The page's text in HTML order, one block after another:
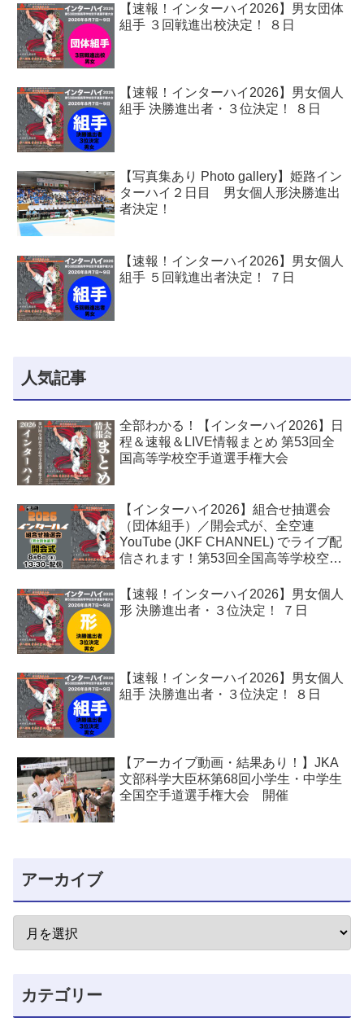
【速報！インターハイ2026】男女団体
組手 ３回戦進出校決定！ ８日
【速報！インターハイ2026】男女個人
組手 決勝進出者・３位決定！ ８日
【写真集あり Photo gallery】姫路イン
ターハイ２日目 男女個人形決勝進出
者決定！
【速報！インターハイ2026】男女個人
組手 ５回戦進出者決定！ ７日
人気記事
全部わかる！【インターハイ2026】日
程＆速報＆LIVE情報まとめ 第53回全
国高等学校空手道選手権大会
【インターハイ2026】組合せ抽選会
（団体組手）／開会式が、全空連
YouTube (JKF CHANNEL) でライブ配
信されます！第53回全国高等学校空手
【速報！インターハイ2026】男女個人
形 決勝進出者・３位決定！ ７日
【速報！インターハイ2026】男女個人
組手 決勝進出者・３位決定！ ８日
【アーカイブ動画・結果あり！】JKA
文部科学大臣杯第68回小学生・中学生
全国空手道選手権大会 開催
アーカイブ
カテゴリー